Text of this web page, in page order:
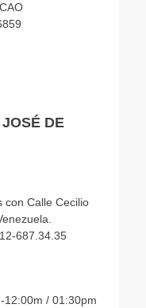
DE
con Calle Cecilio
687.34.35
12:00m / 01:30pm